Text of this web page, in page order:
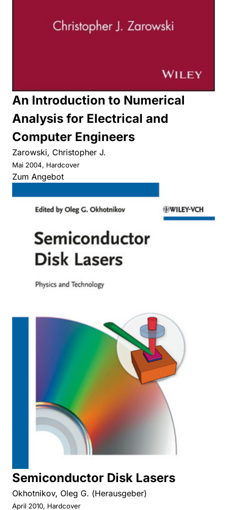
An Introduction to Numerical
Analysis for Electrical and
Computer Engineers
Zarowski, Christopher J.
Mai 2004, Hardcover
Zum Angebot
Semiconductor Disk Lasers
Okhotnikov, Oleg G. (Herausgeber)
April 2010, Hardcover